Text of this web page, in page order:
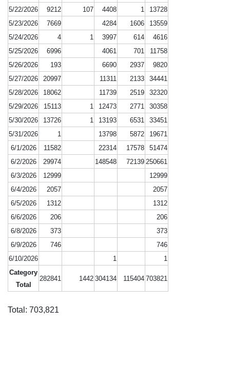
5/22/2026
9212 107 4408 1
13728
5/23/2026
7669 4284 1606
13559
5/24/2026
4 1 3997 614
4616
5/25/2026
6996 4061 701
11758
5/26/2026
193 6690 2937
9820
5/27/2026
20997 11311 2133
34441
5/28/2026
18062 11739 2519
32320
5/29/2026
15113 1 12473 2771
30358
5/30/2026
13726 1 13193 6531
33451
5/31/2026
1 13798 5872
19671
6/1/2026
11582 22314 17578
51474
6/2/2026
29974 148548 72139 250661
6/3/2026
12999
12999
6/4/2026
2057
2057
6/5/2026
1312
1312
6/6/2026
206
206
6/8/2026
373
373
6/9/2026
746
746
6/10/2026
1
1
Category
Total
282841 1442 304134 115404 703821
Total: 703,821